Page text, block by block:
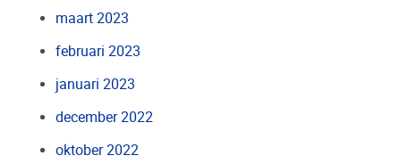
maart 2023
februari 2023
januari 2023
december 2022
oktober 2022